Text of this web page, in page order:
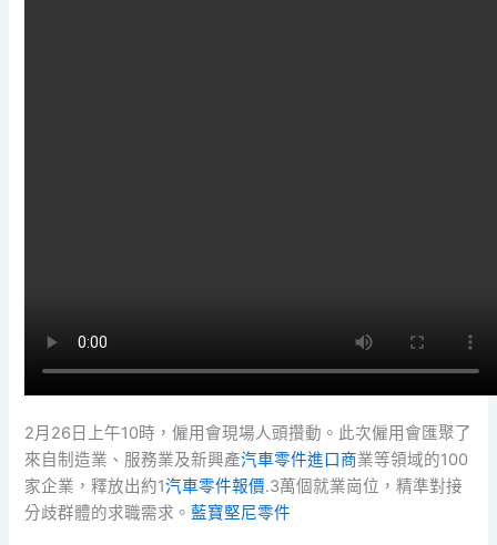
2月26日上午10時，僱用會現場人頭攢動。此次僱用會匯聚了
來自制造業、服務業及新興產汽車零件進口商業等領域的100
家企業，釋放出約1汽車零件報價.3萬個就業崗位，精準對接
分歧群體的求職需求。藍寶堅尼零件